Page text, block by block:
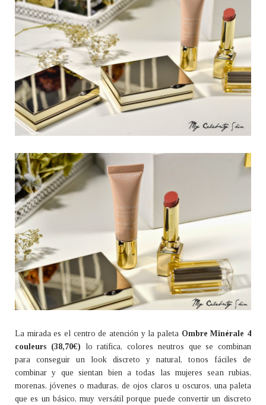
La mirada es el centro de atención y la paleta Ombre Minérale 4
couleurs (38,70€) lo ratifica, colores neutros que se combinan
para conseguir un look discreto y natural, tonos fáciles de
combinar y que sientan bien a todas las mujeres sean rubias,
morenas, jóvenes o maduras, de ojos claros u oscuros, una paleta
que es un básico, muy versátil porque puede convertir un discreto